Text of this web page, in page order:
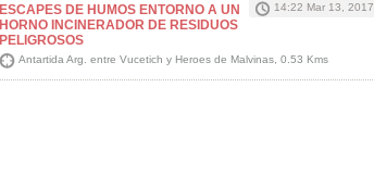
ESCAPES DE HUMOS ENTORNO A UN
HORNO INCINERADOR DE RESIDUOS
PELIGROSOS
14:22 Mar 13, 2017
Antartida Arg. entre Vucetich y Heroes de Malvinas, 0.53 Kms